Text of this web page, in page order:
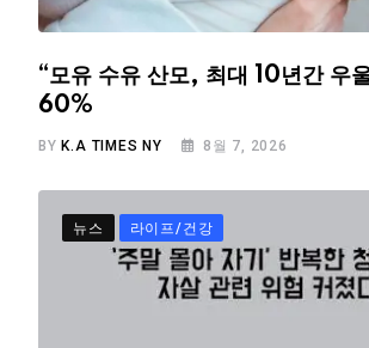
“모유 수유 산모, 최대 10년간 우
60%
BY K.A TIMES NY 8월 7, 2026
뉴스 라이프/건강